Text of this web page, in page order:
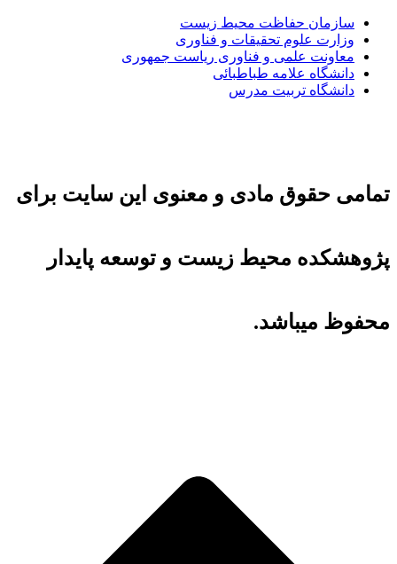
سازمان حفاظت محیط زیست
وزارت علوم تحقیقات و فناوری
معاونت علمی و فناوری ریاست جمهوری
دانشگاه علامه طباطبائی
دانشگاه تربیت مدرس
تمامی حقوق مادی و معنوی این سایت برای
پژوهشکده محیط زیست و توسعه پایدار
محفوظ میباشد.